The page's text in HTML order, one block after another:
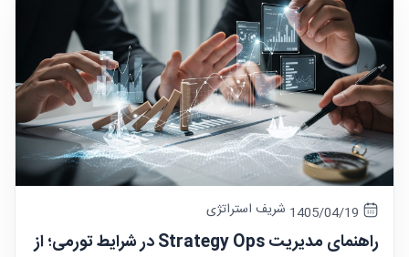
شریف استراتژی
راهنمای مدیریت Strategy Ops در شرایط تورمی؛ از